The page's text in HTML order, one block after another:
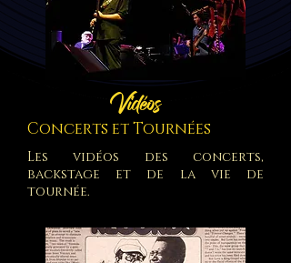
Vidéos
Concerts et Tournées
Les vidéos des concerts,
backstage et de la vie de
tournée.